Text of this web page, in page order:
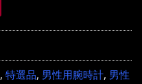
, 特選品, 男性用腕時計, 男性